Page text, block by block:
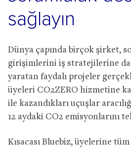
sağlayın
Dünya çapında birçok şirket,
girişimlerini iş stratejilerine
yaratan faydalı projeler
üyeleri CO2ZERO hizmetine
ile kazandıkları uçuşlar
12 aydaki CO2 emisyonlarını
Kısacası Bluebiz, üyelerine